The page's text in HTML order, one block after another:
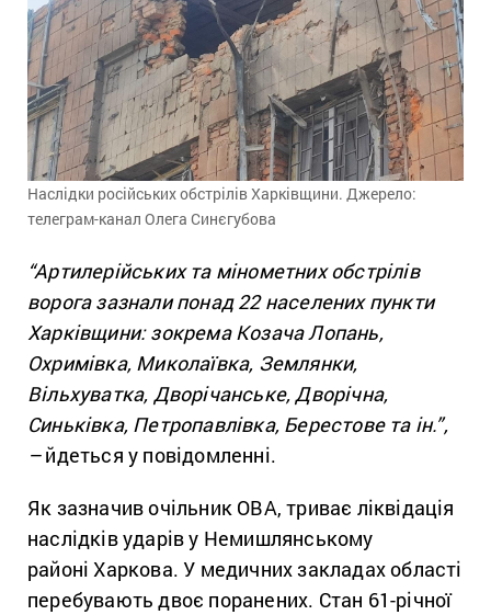
Наслідки російських обстрілів Харківщини. Джерело:
телеграм-канал Олега Синєгубова
“Артилерійських та мінометних обстрілів
ворога зазнали понад 22 населених пункти
Харківщини: зокрема Козача Лопань,
Охримівка, Миколаївка, Землянки,
Вільхуватка, Дворічанське, Дворічна,
Синьківка, Петропавлівка, Берестове та ін.”,
–йдеться у повідомленні.
Як зазначив очільник ОВА, триває ліквідація
наслідків ударів у Немишлянському
районі Харкова. У медичних закладах області
перебувають двоє поранених. Стан 61-річної